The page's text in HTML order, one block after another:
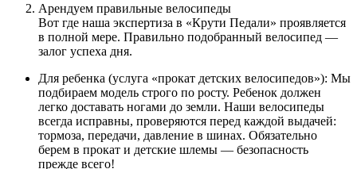
Арендуем правильные велосипеды
Вот где наша экспертиза в «Крути Педали» проявляется
в полной мере. Правильно подобранный велосипед —
залог успеха дня.
Для ребенка (услуга «прокат детских велосипедов»): Мы
подбираем модель строго по росту. Ребенок должен
легко доставать ногами до земли. Наши велосипеды
всегда исправны, проверяются перед каждой выдачей:
тормоза, передачи, давление в шинах. Обязательно
берем в прокат и детские шлемы — безопасность
прежде всего!